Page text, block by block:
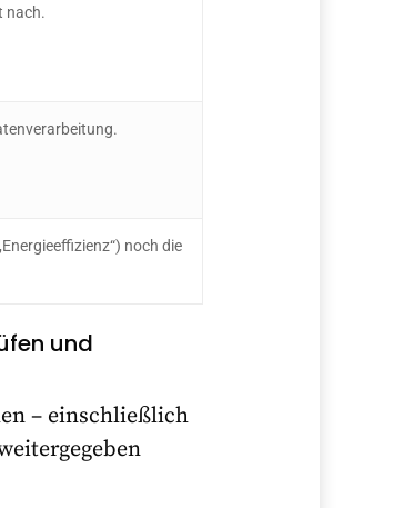
nach.
noch die
und
– einschließlich